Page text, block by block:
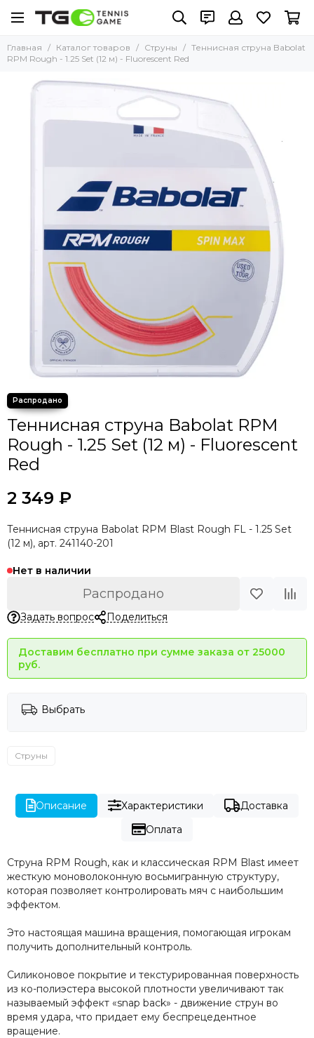
Главная Каталог товаров Струны
Теннисная струна Babolat
RPM Rough - 1.25 Set (12 м) - Fluorescent Red
Теннисная струна Babolat RPM
Rough - 1.25 Set (12 м) - Fluorescent
Red
2 349 ₽
Теннисная струна Babolat RPM Blast Rough FL - 1.25 Set
(12 м), арт. 241140-201
Нет в наличии
Распродано
Задать вопрос Поделиться
Доставим бесплатно при сумме заказа от 25000
руб.
Выбрать
Струны
Описание Характеристики
Доставка
Оплата
Струна RPM Rough, как и классическая RPM Blast имеет
жесткую моноволоконную восьмигранную структуру,
которая позволяет контролировать мяч с наибольшим
эффектом.
Это настоящая машина вращения, помогающая игрокам
получить дополнительный контроль.
Силиконовое покрытие и текстурированная поверхность
из ко-полиэстера высокой плотности увеличивают так
называемый эффект «snap back» - движение струн во
время удара, что придает ему беспрецедентное
вращение.